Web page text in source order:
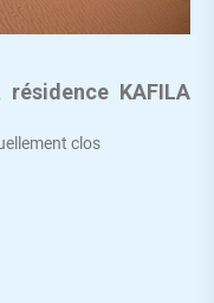
KAFILA
clos